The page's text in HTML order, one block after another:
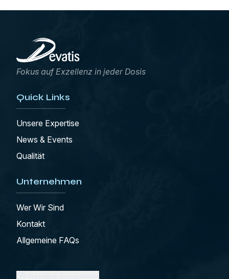
Fokus auf Exzellenz in jeder Dosis
Quick Links
Unsere Expertise
News & Events
Qualität
Unternehmen
Wer Wir Sind
Kontakt
Allgemeine FAQs